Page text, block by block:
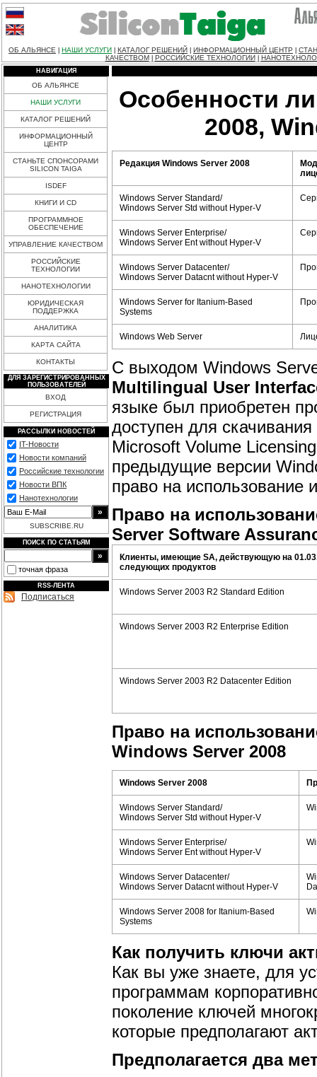
ОБ АЛЬЯНСЕ НАШИ УСЛУГИ КАТАЛОГ РЕШЕНИЙ ИНФОРМАЦИОННЫЙ ЦЕНТР
КАЧЕСТВОМ
РОССИЙСКИЕ ТЕХНОЛОГИИ
НАВИГАЦИЯ
ОБ АЛЬЯНСЕ
НАШИ УСЛУГИ
КАТАЛОГ РЕШЕНИЙ
ИНФОРМАЦИОННЫЙ
ЦЕНТР
СТАНЬТЕ СПОНСОРАМИ
SILICON TAIGA
ISDEF
КНИГИ И CD
ПРОГРАММНОЕ
ОБЕСПЕЧЕНИЕ
УПРАВЛЕНИЕ КАЧЕСТВОМ
РОССИЙСКИЕ
ТЕХНОЛОГИИ
НАНОТЕХНОЛОГИИ
ЮРИДИЧЕСКАЯ
ПОДДЕРЖКА
АНАЛИТИКА
КАРТА САЙТА
КОНТАКТЫ
ДЛЯ ЗАРЕГИСТРИРОВАННЫХ
ПОЛЬЗОВАТЕЛЕЙ
ВХОД
РЕГИСТРАЦИЯ
РАССЫЛКИ НОВОСТЕЙ
IT-Новости
Новости компаний
Российские технологии
Новости ВПК
Нанотехнологии
SUBSCRIBE.RU
ПОИСК ПО СТАТЬЯМ
точная фраза
RSS-ЛЕНТА
Подписаться
Особенности
2008,
Редакция Windows Server 2008
Windows Server Standard/
Windows Server Std without Hyper-V
Windows Server Enterprise/
Windows Server Ent without Hyper-V
Windows Server Datacenter/
Windows Server Datacnt without Hyper-V
Windows Server for Itanium-Based
Systems
Windows Web Server
С выходом Windows
Multilingual User
языке был приобретен
доступен для
Microsoft Volume
предыдущие версии
право на использование
Право на
Server Software
Клиенты, имеющие SA, действующую на
следующих продуктов
Windows Server 2003 R2 Standard Edition
Windows Server 2003 R2 Enterprise Edition
Windows Server 2003 R2 Datacenter Edition
Право на
Windows Server 2008
Windows Server 2008
Windows Server Standard/
Windows Server Std without Hyper-V
Windows Server Enterprise/
Windows Server Ent without Hyper-V
Windows Server Datacenter/
Windows Server Datacnt without Hyper-V
Windows Server 2008 for Itanium-Based
Systems
Как получить ключи
Как вы уже знаете, для
программам
поколение ключей
которые предполагают
Предполагается два